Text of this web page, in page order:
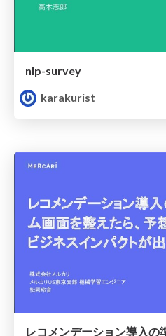
nlp-survey
karakurist